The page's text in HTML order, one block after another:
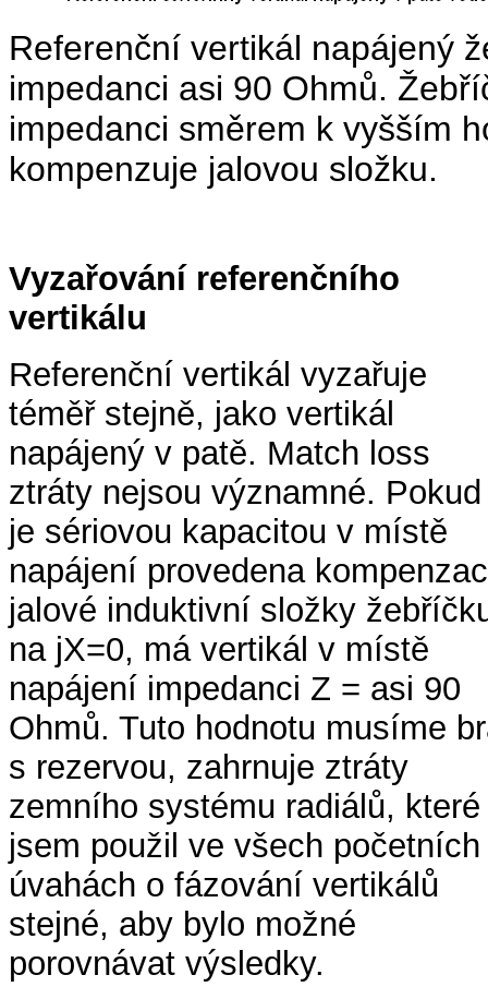
Referenční vertikál napájený
impedanci asi 90 Ohmů.
impedanci směrem k vyšším
kompenzuje jalovou složku.
Vyzařování referenčního
vertikálu
Referenční vertikál vyzařuje
téměř stejně, jako vertikál
napájený v patě. Match loss
ztráty nejsou významné. Pokud
je sériovou kapacitou v místě
napájení provedena
jalové induktivní složky
na jX=0, má vertikál v místě
napájení impedanci Z = asi 90
Ohmů. Tuto hodnotu musíme
s rezervou, zahrnuje ztráty
zemního systému radiálů, které
jsem použil ve všech početních
úvahách o fázování vertikálů
stejné, aby bylo možné
porovnávat výsledky.